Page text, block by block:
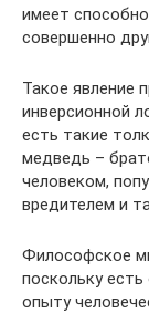
имеет
совершенно
Такое явление
инверсионной
есть такие
медведь –
человеком,
вредителем и
Философское
поскольку есть
опыту